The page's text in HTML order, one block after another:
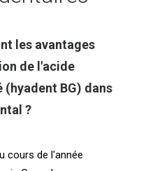
les avantages
de l'acide
BG) dans
?
cours de l'année